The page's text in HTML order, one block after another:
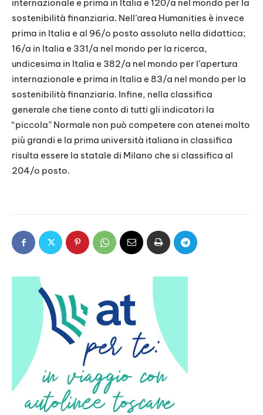
internazionale e prima in Italia e 120/a nel mondo per la
sostenibilità finanziaria. Nell’area Humanities è invece
prima in Italia e al 96/o posto assoluto nella didattica;
16/a in Italia e 331/a nel mondo per la ricerca,
undicesima in Italia e 382/a nel mondo per l’apertura
internazionale e prima in Italia e 83/a nel mondo per la
sostenibilità finanziaria. Infine, nella classifica
generale che tiene conto di tutti gli indicatori la
“piccola” Normale non può competere con atenei molto
più grandi e la prima università italiana in classifica
risulta essere la statale di Milano che si classifica al
204/o posto.